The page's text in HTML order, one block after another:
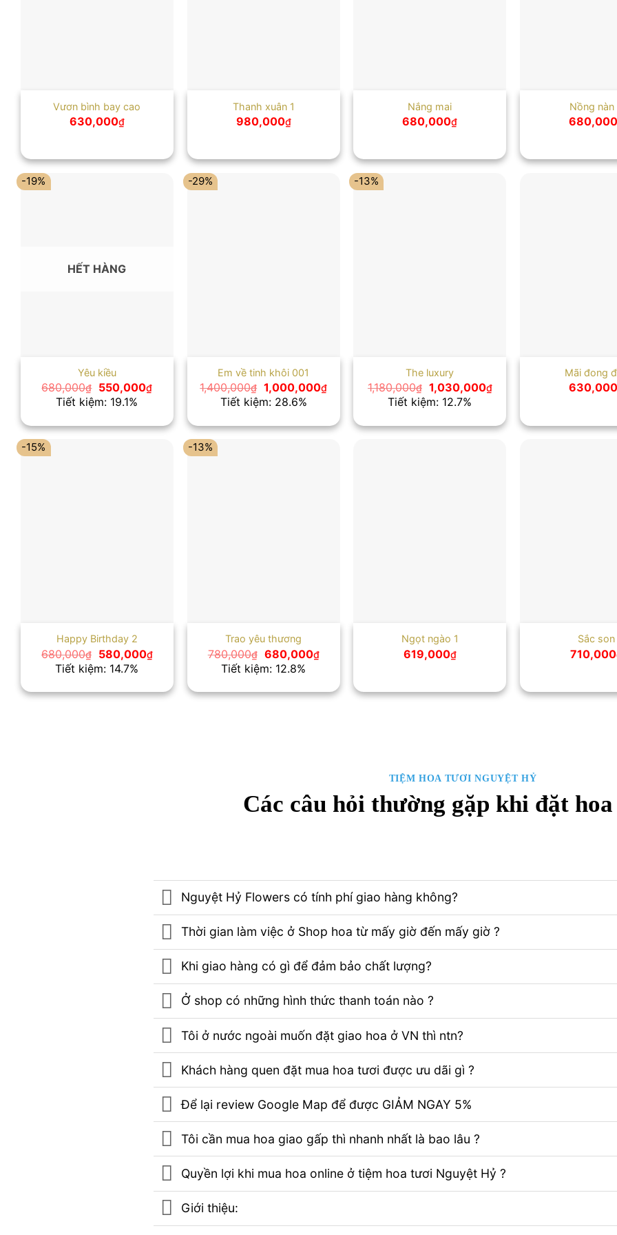
Vươn bình bay cao
630,000₫
Thanh xuân 1
980,000₫
Nắng mai
680,000₫
Nồng nàn
-19%
HẾT HÀNG
Yêu kiều
680,000₫
Giá
gốc
là:
550,000₫Giá
550,000₫.
Tiết kiệm: 19.1%
-29%
Em về tinh khôi 001
1,400,000₫ Giá
gốc
là:
1,000,000₫Giá
là:
1,000,000₫.
Tiết kiệm: 28.6%
-13%
The luxury
1,180,000₫ Giá
gốc
là:
1,030,000₫Giá
hiện
1,030,000₫.
Tiết kiệm: 12.7%
Mãi đong
-15%
Happy Birthday 2
680,000₫
Giá
gốc
là:
580,000₫Giá
hiện
580,000₫.
Tiết kiệm: 14.7%
-13%
Trao yêu thương
780,000₫
Giá
gốc
là:
680,000₫Giá
hiện
680,000₫.
Tiết kiệm: 12.8%
Ngọt ngào 1
619,000₫
Sắc son
710,000
TIỆM HOA TƯƠI NGUYỆT HỶ
Các câu hỏi thường gặp khi đặt
Nguyệt Hỷ Flowers có tính phí giao hàng không?
Thời gian làm việc ở Shop hoa từ mấy giờ đến mấy giờ ?
Khi giao hàng có gì để đảm bảo chất lượng?
Ở shop có những hình thức thanh toán nào ?
Tôi ở nước ngoài muốn đặt giao hoa ở VN thì ntn?
Khách hàng quen đặt mua hoa tươi được ưu dãi gì ?
Để lại review Google Map để được GIẢM NGAY 5%
Tôi cần mua hoa giao gấp thì nhanh nhất là bao lâu ?
Quyền lợi khi mua hoa online ở tiệm hoa tươi Nguyệt Hỷ ?
Giới thiệu: